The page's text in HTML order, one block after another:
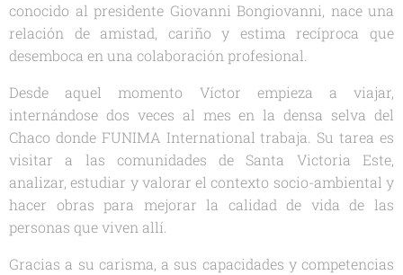
conocido al presidente Giovanni Bongiovanni, nace una
relación de amistad, cariño y estima recíproca que
desemboca en una colaboración profesional.
Desde aquel momento Víctor empieza a viajar,
internándose dos veces al mes en la densa selva del
Chaco donde FUNIMA International trabaja. Su tarea es
visitar a las comunidades de Santa Victoria Este,
analizar, estudiar y valorar el contexto socio-ambiental y
hacer obras para mejorar la calidad de vida de las
personas que viven allí.
Gracias a su carisma, a sus capacidades y competencias